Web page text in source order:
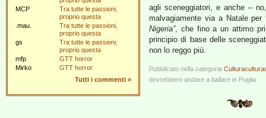
MCP
Tra tutte le passioni,
proprio questa
.mau.
Tra tutte le passioni,
proprio questa
gs
Tra tutte le passioni,
proprio questa
mfp
GTT horror
Mirko
GTT horror
Tutti i commenti »
agli sceneggiatori, e anche –
malvagiamente via a Natale
Nigeria”, che fino a un attimo
principio di base delle
non lo reggo più.
Pubblicato nella categoria
dovrebbero andare a ballare in Puglia